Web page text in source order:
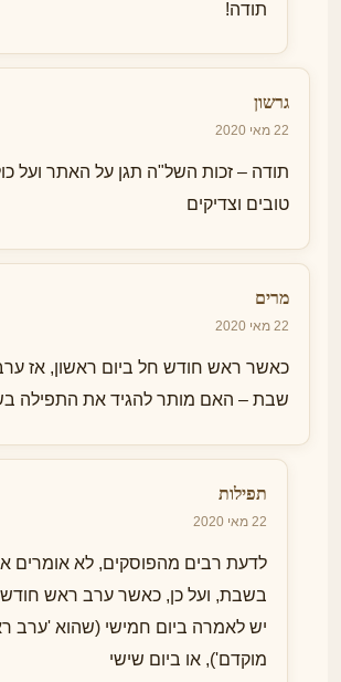
תודה!
גרשון
22 מאי 2020
תודה – זכות השל"ה תגן על האתר ועל
טובים וצדיקים
מרים
22 מאי 2020
כאשר ראש חודש חל ביום ראשון, אז
שבת – האם מותר להגיד את התפילה
תפילות
22 מאי 2020
לדעת רבים מהפוסקים, לא אומרים
בשבת, ועל כן, כאשר ערב ראש
יש לאמרה ביום חמישי (שהוא 'ערב
מוקדם'), או ביום שישי